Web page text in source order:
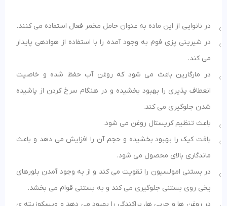
در نانوایی از این ماده به عنوان حامل مخمر فعال استفاده می کنند.
در شیرینی پزی فوم به وجود آمده را با استفاده از هوادهی پایدار
می کند.
در مارگارین باعث می شود که روغن آب حفظ شده و خاصیت
انعطاف پذیری را بهبود بخشیده و در هنگام سرخ کردن از پاشیده
شدن جلوگیری می کند.
باعث تنظیم کریستال روغن می شود.
بافت کیک را بهبود بخشیده و حجم آن را افزایش می دهد و باعث
ماندگاری بالای محصول می شود.
در بستنی امولسیون را تقویت می کند و از به وجود آمدن بلورهای
یخی روی بستنی جلوگیری می کند و به بستنی قوام می بخشد.
در روغن ها و چربی ها، پراکندگی را بهبود می دهد و ویسکوزیته ی